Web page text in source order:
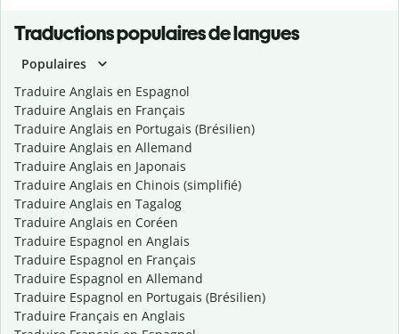
Traductions populaires de langues
Populaires
Traduire Anglais en Espagnol
Traduire Anglais en Français
Traduire Anglais en Portugais (Brésilien)
Traduire Anglais en Allemand
Traduire Anglais en Japonais
Traduire Anglais en Chinois (simplifié)
Traduire Anglais en Tagalog
Traduire Anglais en Coréen
Traduire Espagnol en Anglais
Traduire Espagnol en Français
Traduire Espagnol en Allemand
Traduire Espagnol en Portugais (Brésilien)
Traduire Français en Anglais